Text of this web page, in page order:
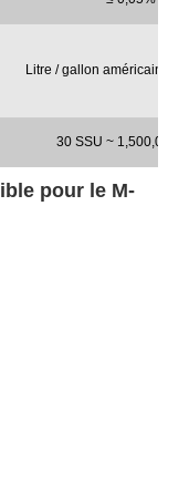
Litre / gallon américain /
30 SSU ~
pour le M-